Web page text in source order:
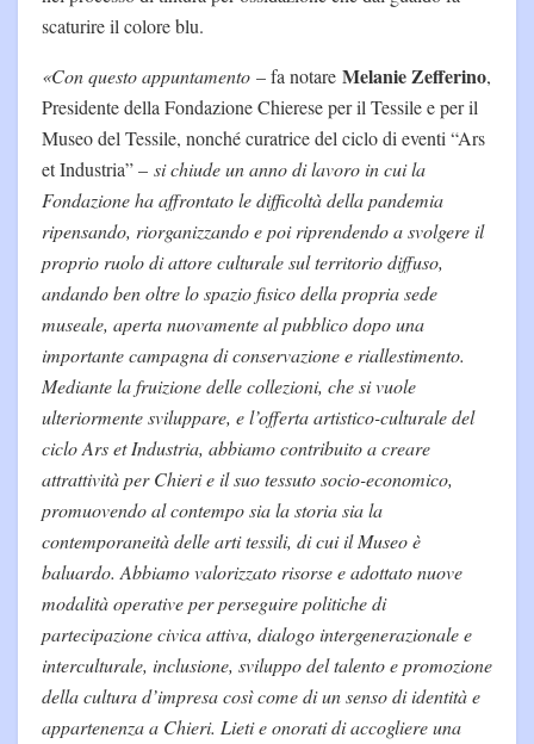
scaturire il colore blu.
«Con questo appuntamento – fa notare Melanie Zefferino,
Presidente della Fondazione Chierese per il Tessile e per il
Museo del Tessile, nonché curatrice del ciclo di eventi “Ars
et Industria” – si chiude un anno di lavoro in cui la
Fondazione ha affrontato le difficoltà della pandemia
ripensando, riorganizzando e poi riprendendo a svolgere il
proprio ruolo di attore culturale sul territorio diffuso,
andando ben oltre lo spazio fisico della propria sede
museale, aperta nuovamente al pubblico dopo una
importante campagna di conservazione e riallestimento.
Mediante la fruizione delle collezioni, che si vuole
ulteriormente sviluppare, e l’offerta artistico-culturale del
ciclo Ars et Industria, abbiamo contribuito a creare
attrattività per Chieri e il suo tessuto socio-economico,
promuovendo al contempo sia la storia sia la
contemporaneità delle arti tessili, di cui il Museo è
baluardo. Abbiamo valorizzato risorse e adottato nuove
modalità operative per perseguire politiche di
partecipazione civica attiva, dialogo intergenerazionale e
interculturale, inclusione, sviluppo del talento e promozione
della cultura d’impresa così come di un senso di identità e
appartenenza a Chieri. Lieti e onorati di accogliere una